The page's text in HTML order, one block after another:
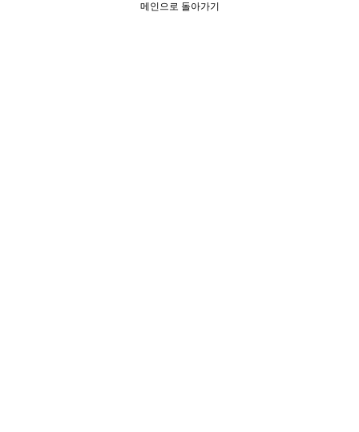
메인으로 돌아가기